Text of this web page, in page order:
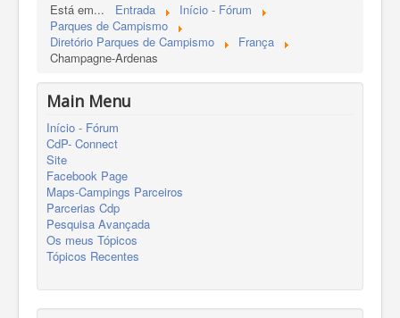
Está em...
Entrada
Início - Fórum
Parques de Campismo
Diretório Parques de Campismo
França
Champagne-Ardenas
Main Menu
Início - Fórum
CdP- Connect
Site
Facebook Page
Maps-Campings Parceiros
Parcerias Cdp
Pesquisa Avançada
Os meus Tópicos
Tópicos Recentes